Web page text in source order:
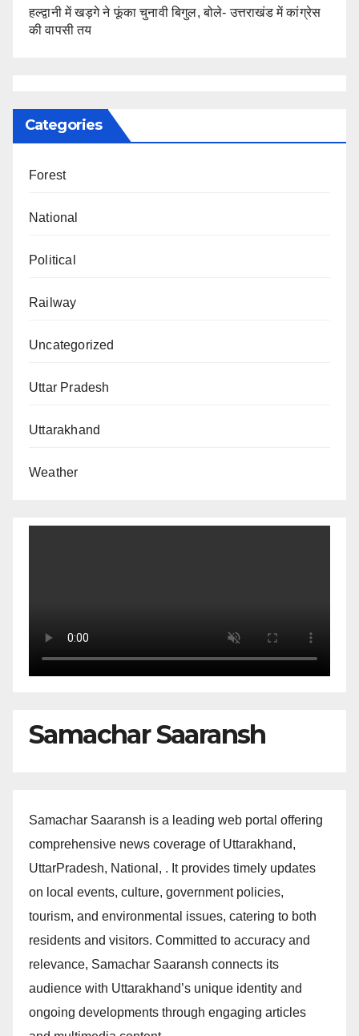
हल्द्वानी में खड़गे ने फूंका चुनावी बिगुल, बोले- उत्तराखंड में कांग्रेस
की वापसी तय
Categories
Forest
National
Political
Railway
Uncategorized
Uttar Pradesh
Uttarakhand
Weather
Samachar Saaransh
Samachar Saaransh is a leading web portal offering
comprehensive news coverage of Uttarakhand,
UttarPradesh, National, . It provides timely updates
on local events, culture, government policies,
tourism, and environmental issues, catering to both
residents and visitors. Committed to accuracy and
relevance, Samachar Saaransh connects its
audience with Uttarakhand’s unique identity and
ongoing developments through engaging articles